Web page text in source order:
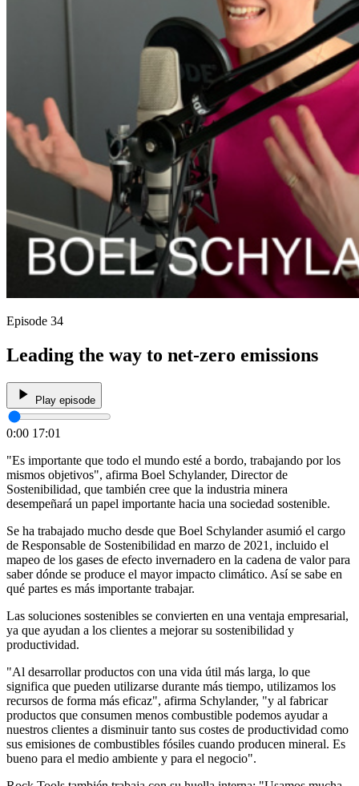
Episode 34
Leading the way to net-zero emissions
Play episode
0:00 17:01
"Es importante que todo el mundo esté a bordo, trabajando por los
mismos objetivos", afirma Boel Schylander, Director de
Sostenibilidad, que también cree que la industria minera
desempeñará un papel importante hacia una sociedad sostenible.
Se ha trabajado mucho desde que Boel Schylander asumió el cargo
de Responsable de Sostenibilidad en marzo de 2021, incluido el
mapeo de los gases de efecto invernadero en la cadena de valor para
saber dónde se produce el mayor impacto climático. Así se sabe en
qué partes es más importante trabajar.
Las soluciones sostenibles se convierten en una ventaja empresarial,
ya que ayudan a los clientes a mejorar su sostenibilidad y
productividad.
"Al desarrollar productos con una vida útil más larga, lo que
significa que pueden utilizarse durante más tiempo, utilizamos los
recursos de forma más eficaz", afirma Schylander, "y al fabricar
productos que consumen menos combustible podemos ayudar a
nuestros clientes a disminuir tanto sus costes de productividad como
sus emisiones de combustibles fósiles cuando producen mineral. Es
bueno para el medio ambiente y para el negocio".